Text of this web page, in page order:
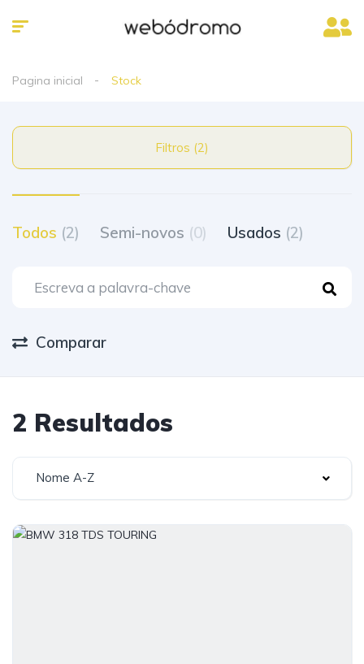
Pagina inicial Stock
Filtros (2)
Todos (2) Semi-novos (0) Usados (2)
Comparar
2 Resultados
Nome A-Z